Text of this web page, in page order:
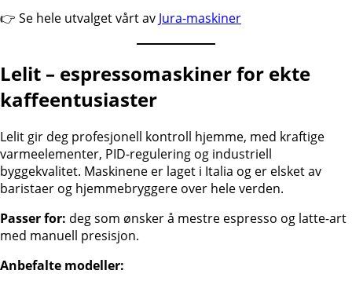
👉 Se hele utvalget vårt av Jura-maskiner
Lelit – espressomaskiner for ekte
kaffeentusiaster
Lelit gir deg profesjonell kontroll hjemme, med kraftige
varmeelementer, PID-regulering og industriell
byggekvalitet. Maskinene er laget i Italia og er elsket av
baristaer og hjemmebryggere over hele verden.
Passer for: deg som ønsker å mestre espresso og latte-art
med manuell presisjon.
Anbefalte modeller: